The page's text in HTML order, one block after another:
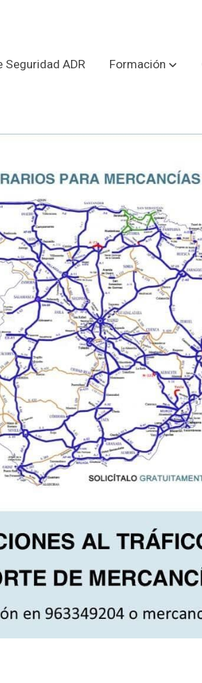
Seguridad ADR Formación